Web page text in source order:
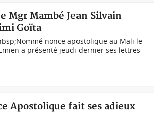
Mgr Mambé Jean Silvain
Goïta
nonce apostolique au Mali le
a présenté jeudi dernier ses lettres
Apostolique fait ses adieux